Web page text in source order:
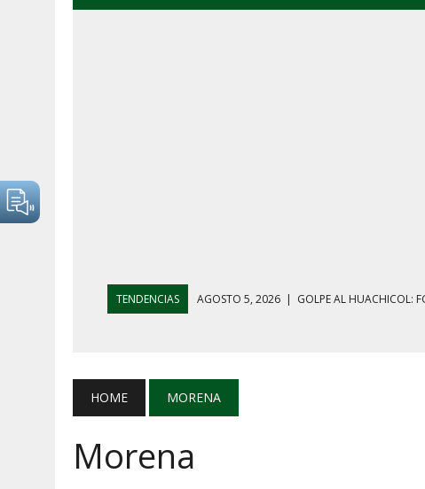
TENDENCIAS AGOSTO 4, 2026 | MAÑANERA DEL 4 DE
AGOSTO 5, 2026 | TRANSPARENCIA, HUACHICOL Y EXAMEN
HOME MORENA
Morena